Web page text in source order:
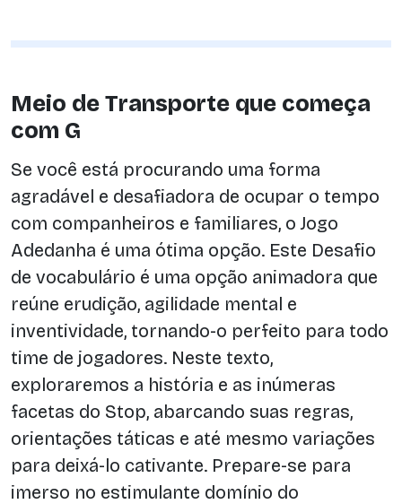
Meio de Transporte que começa
com G
Se você está procurando uma forma
agradável e desafiadora de ocupar o tempo
com companheiros e familiares, o Jogo
Adedanha é uma ótima opção. Este Desafio
de vocabulário é uma opção animadora que
reúne erudição, agilidade mental e
inventividade, tornando-o perfeito para todo
time de jogadores. Neste texto,
exploraremos a história e as inúmeras
facetas do Stop, abarcando suas regras,
orientações táticas e até mesmo variações
para deixá-lo cativante. Prepare-se para
imerso no estimulante domínio do